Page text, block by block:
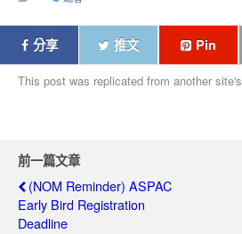
分享 推文 Pin
This post was replicated from another site's
前一篇文章
(NOM Reminder) ASPAC
Early Bird Registration
Deadline